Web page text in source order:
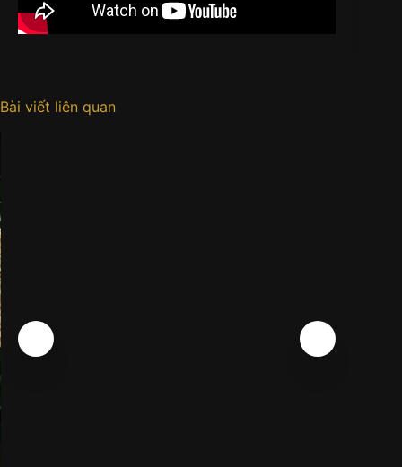
Bài viết liên quan